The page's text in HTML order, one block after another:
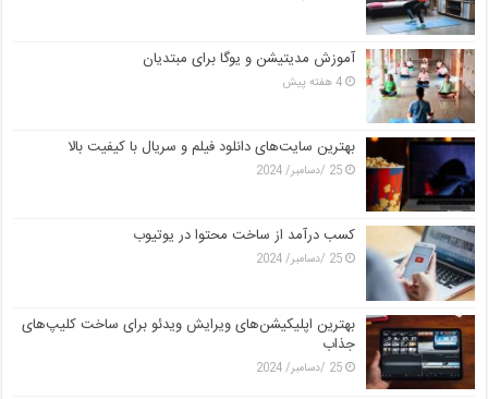
آموزش مدیتیشن و یوگا برای مبتدیان
4 هفته پیش
بهترین سایت‌های دانلود فیلم و سریال با کیفیت بالا
25 /دسامبر/ 2024
کسب درآمد از ساخت محتوا در یوتیوب
25 /دسامبر/ 2024
بهترین اپلیکیشن‌های ویرایش ویدئو برای ساخت کلیپ‌های
جذاب
25 /دسامبر/ 2024